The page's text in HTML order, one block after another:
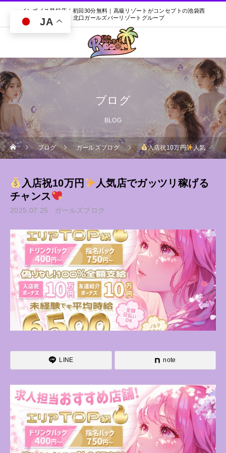
インボイス登録店｜初回30分無料｜高級リゾートがコンセプトの池袋西
口・北口ガールズバーリゾートグループ
ブログ
BLOG
ブログ ガールズブログ 入店祝10万円 人気店でガッツリ稼げるチャンス
入店祝10万円
人気店でガッツリ稼げる
チャンス
2025.07.25 ガールズブログ
LINE note
JA